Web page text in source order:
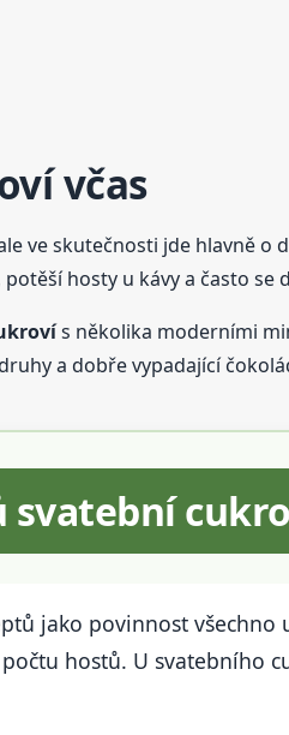
včas
ve skutečnosti jde hlavně o
hosty u kávy a často se
s několika moderními
a dobře vypadající
svatební
jako povinnost
hostů. U svatebního